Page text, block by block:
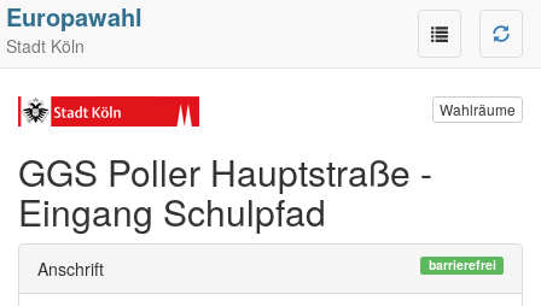
Europawahl
Stadt Köln
Wahlräume
GGS Poller Hauptstraße -
Eingang Schulpfad
Anschrift barrierefrei